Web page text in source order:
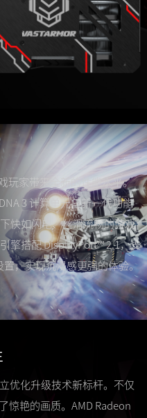
玩家带来全新的性能水平。
3 计算单元与新一代功能
快如闪电、丝滑流畅的游戏
擎搭配 DisplayPort™ 2.1，支
置，实现沉浸感更强的体验。
优化升级技术新标杆。不仅
惊艳的画质。AMD Radeon